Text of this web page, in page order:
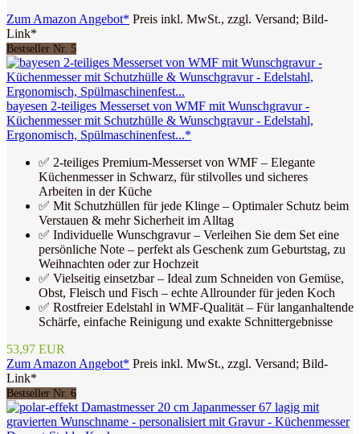
Zum Amazon Angebot* Preis inkl. MwSt., zzgl. Versand; Bild-
Link*
Bestseller Nr. 5
bayesen 2-teiliges Messerset von WMF mit Wunschgravur -
Küchenmesser mit Schutzhülle & Wunschgravur - Edelstahl,
Ergonomisch, Spülmaschinenfest...*
✅ 2-teiliges Premium-Messerset von WMF – Elegante
Küchenmesser in Schwarz, für stilvolles und sicheres
Arbeiten in der Küche
✅ Mit Schutzhüllen für jede Klinge – Optimaler Schutz beim
Verstauen & mehr Sicherheit im Alltag
✅ Individuelle Wunschgravur – Verleihen Sie dem Set eine
persönliche Note – perfekt als Geschenk zum Geburtstag, zu
Weihnachten oder zur Hochzeit
✅ Vielseitig einsetzbar – Ideal zum Schneiden von Gemüse,
Obst, Fleisch und Fisch – echte Allrounder für jeden Koch
✅ Rostfreier Edelstahl in WMF-Qualität – Für langanhaltende
Schärfe, einfache Reinigung und exakte Schnittergebnisse
53,97 EUR
Zum Amazon Angebot* Preis inkl. MwSt., zzgl. Versand; Bild-
Link*
Bestseller Nr. 6